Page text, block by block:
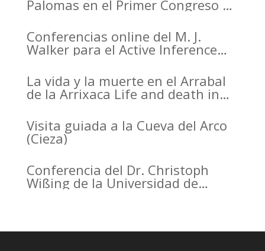
Palomas en el Primer Congreso de
Murcia organizado por el CDL
Conferencias online del M. J.
Walker para el Active Inference
La vida y la muerte en el Arrabal
de la Arrixaca Life and death in
Visita guiada a la Cueva del Arco
(Cieza)
Conferencia del Dr. Christoph
Wißing de la Universidad de
versus early modern humans: